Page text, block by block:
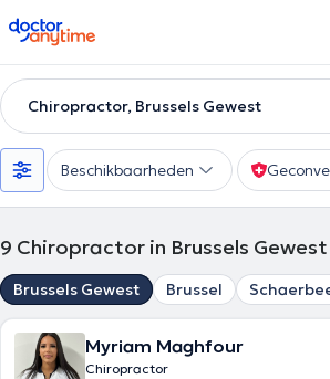
doctoranytime
Chiropractor, Brussels Gewest
Beschikbaarheden
9 Chiropractor in Brussels Gewest
Brussels Gewest Brussel
Myriam Maghfour
Chiropractor